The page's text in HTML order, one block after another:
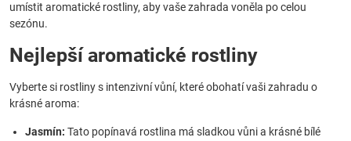
umístit aromatické rostliny, aby vaše zahrada voněla po celou
sezónu.
Nejlepší aromatické rostliny
Vyberte si rostliny s intenzivní vůní, které obohatí vaši zahradu o
krásné aroma:
Jasmín: Tato popínavá rostlina má sladkou vůni a krásné bílé